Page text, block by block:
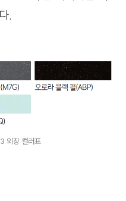
.
외장 컬러표